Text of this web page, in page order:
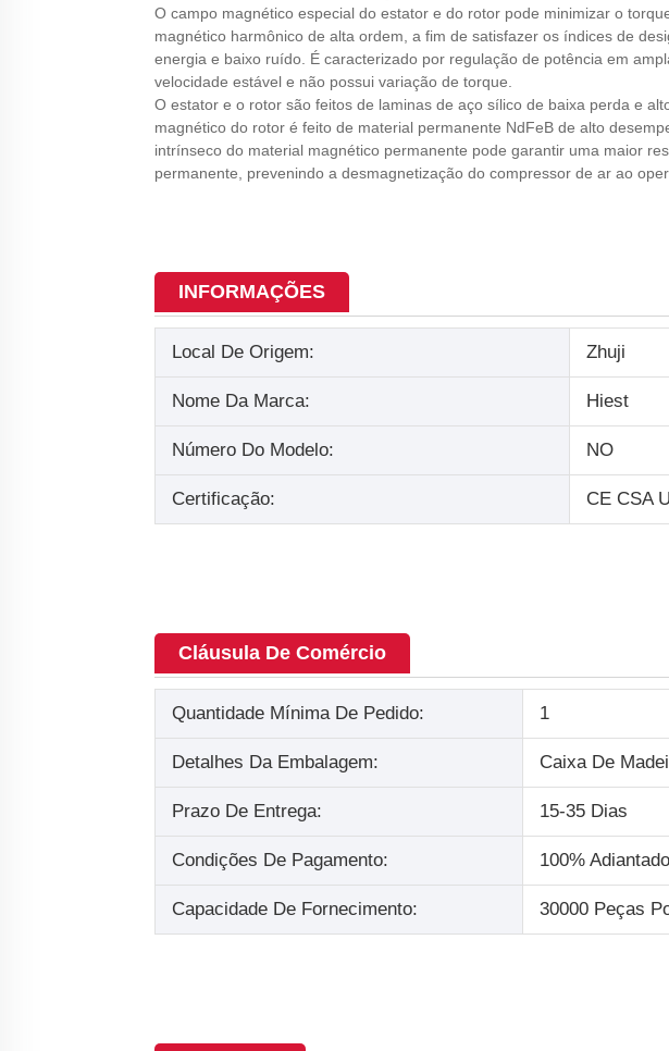
O campo magnético especial do estator e do rotor pode minimizar o
magnético harmônico de alta ordem, a fim de satisfazer os índices de
energia e baixo ruído. É caracterizado por regulação de potência em
velocidade estável e não possui variação de torque.
O estator e o rotor são feitos de laminas de aço sílico de baixa perda e
magnético do rotor é feito de material permanente NdFeB de alto
intrínseco do material magnético permanente pode garantir uma maior
permanente, prevenindo a desmagnetização do compressor de ar ao
INFORMAÇÕES
Local De Origem: Zhuji
Nome Da Marca: Hiest
Número Do Modelo: NO
Certificação: CE CSA
Cláusula De Comércio
Quantidade Mínima De Pedido: 1
Detalhes Da Embalagem: Caixa De
Prazo De Entrega: 15-35 Dias
Condições De Pagamento: 100%
Capacidade De Fornecimento: 30000 Peças